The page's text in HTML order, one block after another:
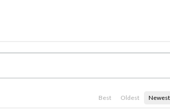
Best Oldest Newest